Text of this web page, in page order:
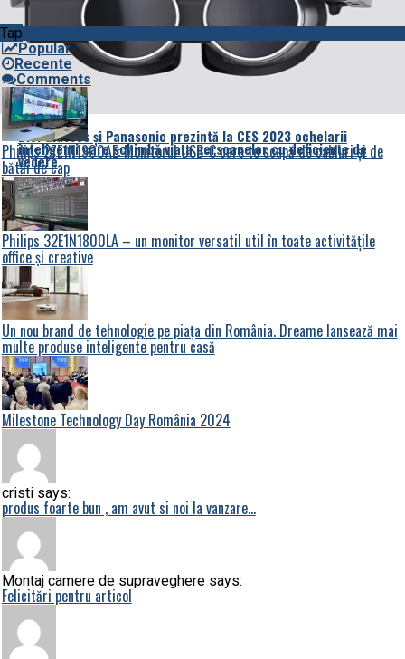
Monitorul de gaming Philips Evnia reinventează regulile jocului
Biel Glasses și Panasonic prezintă la CES 2023 ochelarii
inteligenți care schimbă viața persoanelorcu deficiențe de
vedere
Tap
Popular
Recente
Comments
Philips 27E1N1900AE: Monitorul USB-C care te scapă de cabluri și de
bătăi de cap
Philips 32E1N1800LA – un monitor versatil util în toate activitățile
office și creative
Un nou brand de tehnologie pe piața din România. Dreame lansează mai
multe produse inteligente pentru casă
Milestone Technology Day România 2024
cristi says:
produs foarte bun , am avut si noi la vanzare…
Montaj camere de supraveghere says:
Felicitări pentru articol